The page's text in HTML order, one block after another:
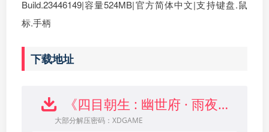
Build.23446149|容量524MB|官方简体中文|支持键盘.鼠
标.手柄
下载地址
《四目朝生 : 幽世府 · 雨夜传说》中文版下载
大部分解压密码：XDGAME